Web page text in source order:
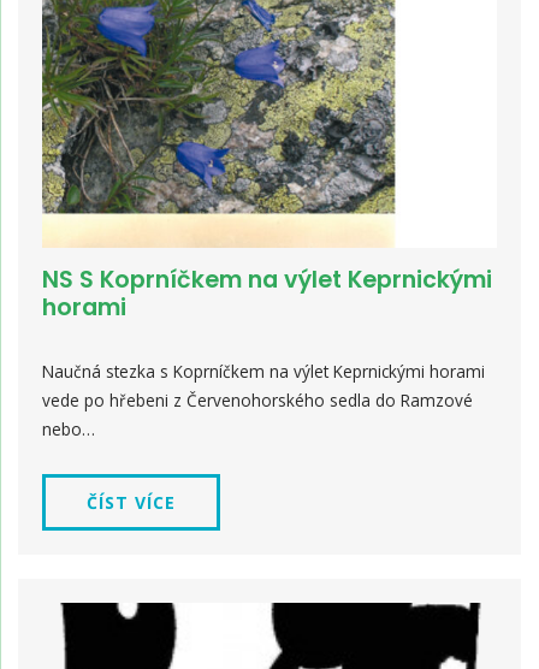
NS S Koprníčkem na výlet Keprnickými
horami
Naučná stezka s Koprníčkem na výlet Keprnickými horami
vede po hřebeni z Červenohorského sedla do Ramzové
nebo…
ČÍST VÍCE